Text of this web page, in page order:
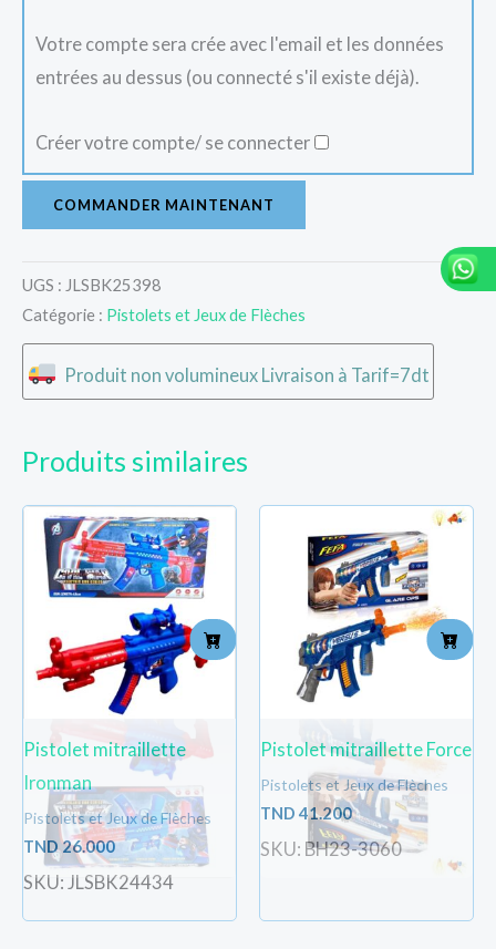
Votre compte sera crée avec l'email et les données
entrées au dessus (ou connecté s'il existe déjà).
Créer votre compte/ se connecter
COMMANDER MAINTENANT
UGS : JLSBK25398
Catégorie : Pistolets et Jeux de Flèches
Produit non volumineux Livraison à Tarif=7dt
Produits similaires
Pistolet mitraillette
Ironman
Pistolets et Jeux de Flèches
TND26.000
SKU: JLSBK24434
Pistolet mitraillette Force
Pistolets et Jeux de Flèches
TND 41.200
SKU: BH23-3060